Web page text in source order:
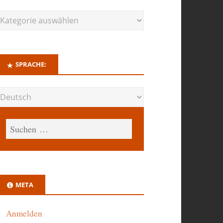
SPRACHE:
META
Anmelden